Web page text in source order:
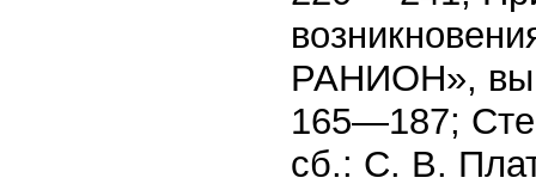
РАНИОН»,
165—187;
сб.: С. В.